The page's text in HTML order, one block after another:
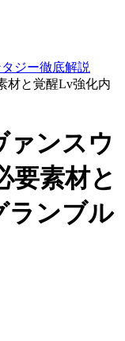
ジー徹底解説
材と覚醒Lv強化内
ァンスウ
要素材と
ランブル